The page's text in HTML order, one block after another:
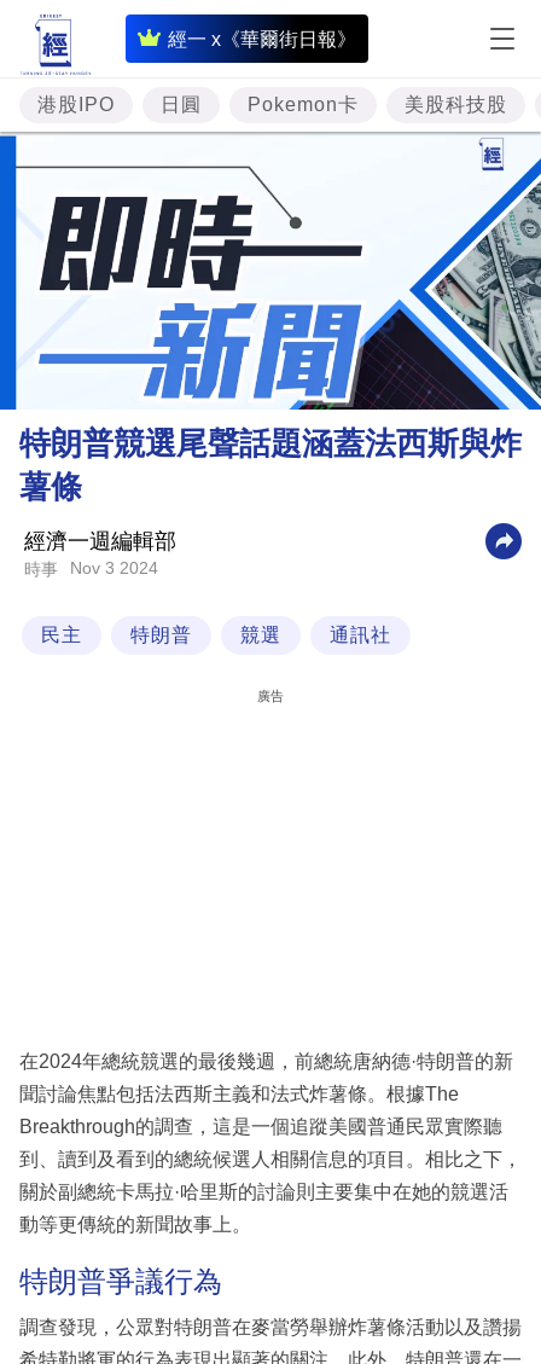
經一 x《華爾街日報》
即
時
財
經
專
題
投
資
樓
市
財
業
科
區
港股IPO 日圓 Pokemon卡 美股科技股
特朗普競選尾聲話題涵蓋法西斯與炸
薯條
經濟一週編輯部
時事 Nov 3 2024
民主 特朗普 競選 通訊社
廣告
在2024年總統競選的最後幾週，前總統唐納德·特朗普的新
聞討論焦點包括法西斯主義和法式炸薯條。根據The
Breakthrough的調查，這是一個追蹤美國普通民眾實際聽
到、讀到及看到的總統候選人相關信息的項目。相比之下，
關於副總統卡馬拉·哈里斯的討論則主要集中在她的競選活
動等更傳統的新聞故事上。
特朗普爭議行為
調查發現，公眾對特朗普在麥當勞舉辦炸薯條活動以及讚揚
希特勒將軍的行為表現出顯著的關注。此外，特朗普還在一